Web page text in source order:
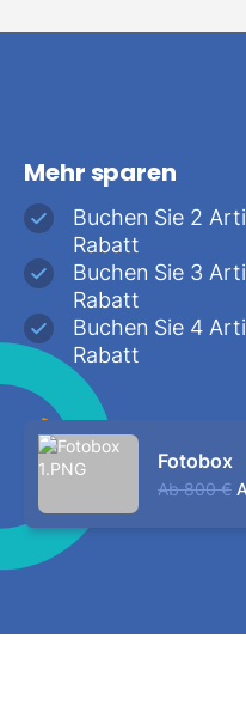
Mehr sparen
Buchen Sie 2
Rabatt
Buchen Sie 3
Rabatt
Buchen Sie 4
Rabatt
Fotobox
Ab 800 €